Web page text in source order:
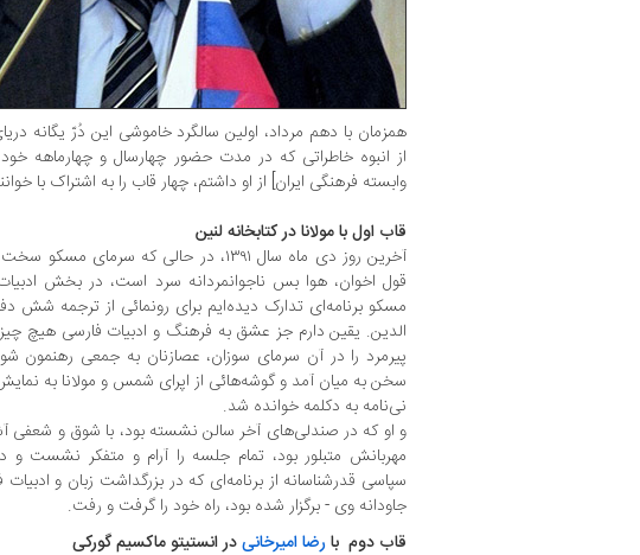
همزمان با دهم مرداد، اولین سالگرد خاموشی این دُرّ یگانه
از انبوه خاطراتی که در مدت حضور چهارسال و چهارماهه
وابسته فرهنگی ایران] از او داشتم، چهار قاب را به اشتراک با
قاب اول با مولانا در کتابخانه لنین
آخرین روز دی ماه سال ۱۳۹۱، در حالی که
قول اخوان، هوا بس ناجوانمردانه سرد است، در بخش
مسکو برنامه‌ای تدارک دیده‌ایم برای رونمائی از ترجمه شش
الدین. یقین دارم جز عشق به فرهنگ و ادبیات فارسی هیچ
پیرمرد را در آن سرمای سوزان، عصازنان به جمعی رهنمون
سخن به میان آمد و گوشه‌هائی از اپرای شمس و مولانا به
نی‌نامه به دکلمه خوانده شد.
و او که در صندلی‌های آخر سالن نشسته بود، با شوق و شعفی
مهربانش متبلور بود، تمام جلسه را آرام و متفکر نشست و در
سپاسی قدرشناسانه از برنامه‌ای که در بزرگداشت زبان و
جاودانه وی - برگزار شده بود، راه خود را گرفت و رفت.
قاب دوم بارضا امیرخانیدر انستیتو ماکسیم گورکی